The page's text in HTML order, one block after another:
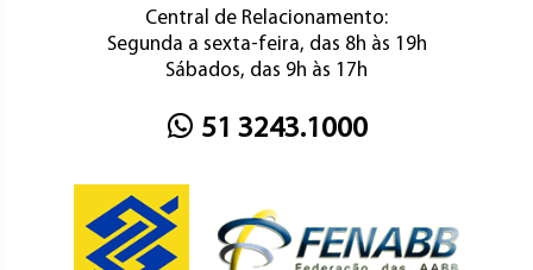
Central de Relacionamento:
Segunda a sexta-feira, das 8h às 19h
Sábados, das 9h às 17h
51 3243.1000